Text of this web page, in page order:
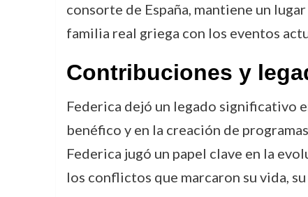
consorte de España, mantiene un
familia real griega con los eventos
Contribuciones y
Federica dejó un legado significativo
benéfico y en la creación de
Federica jugó un papel clave en la
los conflictos que marcaron su vida,